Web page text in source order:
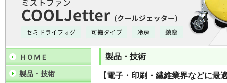
製品・技術
【電子・印刷・繊維業界などに最
ＨＯＭＥ
製品・技術